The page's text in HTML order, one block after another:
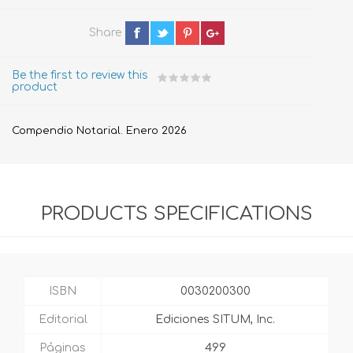
Share
Be the first to review this
product
Compendio Notarial. Enero 2026
PRODUCTS SPECIFICATIONS
ISBN 0030200300
Editorial Ediciones SITUM, Inc.
Páginas 499